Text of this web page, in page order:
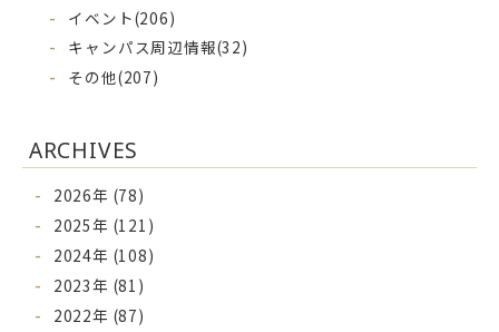
イベント(206)
キャンパス周辺情報(32)
その他(207)
ARCHIVES
2026年 (78)
2025年 (121)
2024年 (108)
2023年 (81)
2022年 (87)